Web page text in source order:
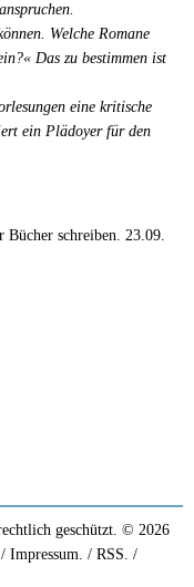
Welche Romane
Das zu bestimmen ist
eine kritische
ein Plädoyer für den
Bücher schreiben. 23.09.
geschützt. © 2026
/ Impressum. / RSS. /